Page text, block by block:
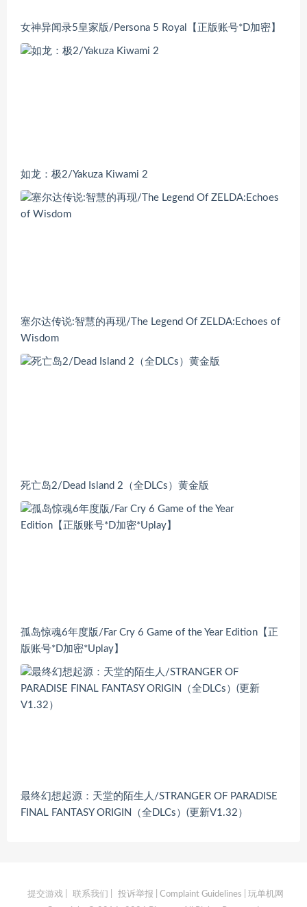
女神异闻录5皇家版/Persona 5 Royal【正版账号*D加密】
如龙：极2/Yakuza Kiwami 2
塞尔达传说:智慧的再现/The Legend Of ZELDA:Echoes of
Wisdom
死亡岛2/Dead Island 2（全DLCs）黄金版
孤岛惊魂6年度版/Far Cry 6 Game of the Year Edition【正
版账号*D加密*Uplay】
最终幻想起源：天堂的陌生人/STRANGER OF PARADISE
FINAL FANTASY ORIGIN（全DLCs）(更新V1.32）
提交游戏| 联系我们 投诉举报 | Complaint Guidelines | 玩单机网